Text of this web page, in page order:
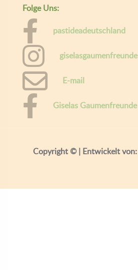
Folge Uns:
pastideadeutschland
giselasgaumenfreunde
E-mail
Giselas Gaumenfreunde
Copyright © | Entwickelt von: